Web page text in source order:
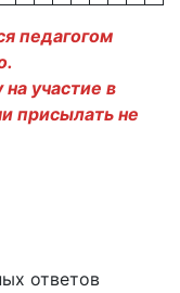
педагогом
на участие в
присылать не
ответов